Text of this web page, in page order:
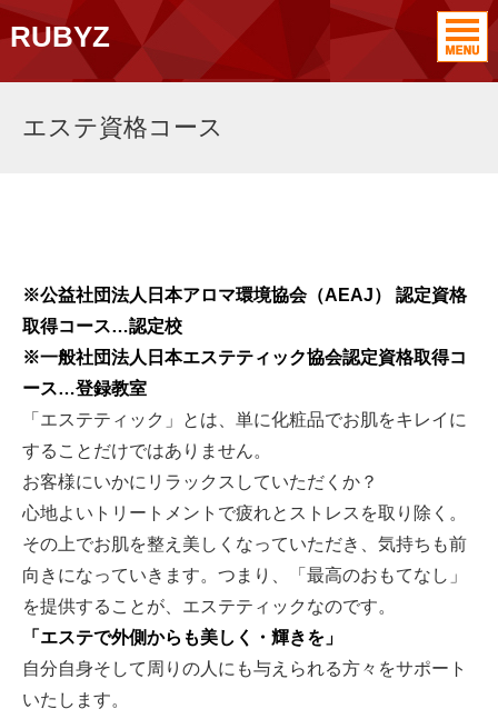
RUBYZ
エステ資格コース
※公益社団法人日本アロマ環境協会（AEAJ） 認定資格
取得コース…認定校
※一般社団法人日本エステティック協会認定資格取得コ
ース…登録教室
「エステティック」とは、単に化粧品でお肌をキレイに
することだけではありません。
お客様にいかにリラックスしていただくか？
心地よいトリートメントで疲れとストレスを取り除く。
その上でお肌を整え美しくなっていただき、気持ちも前
向きになっていきます。つまり、「最高のおもてなし」
を提供することが、エステティックなのです。
「エステで外側からも美しく・輝きを」
自分自身そして周りの人にも与えられる方々をサポート
いたします。